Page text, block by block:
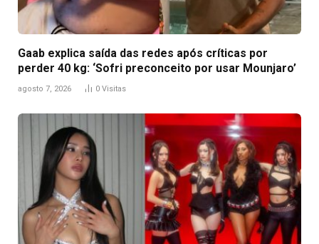
Gaab explica saída das redes após críticas por
perder 40 kg: ‘Sofri preconceito por usar Mounjaro’
agosto 7, 2026 0 Visitas